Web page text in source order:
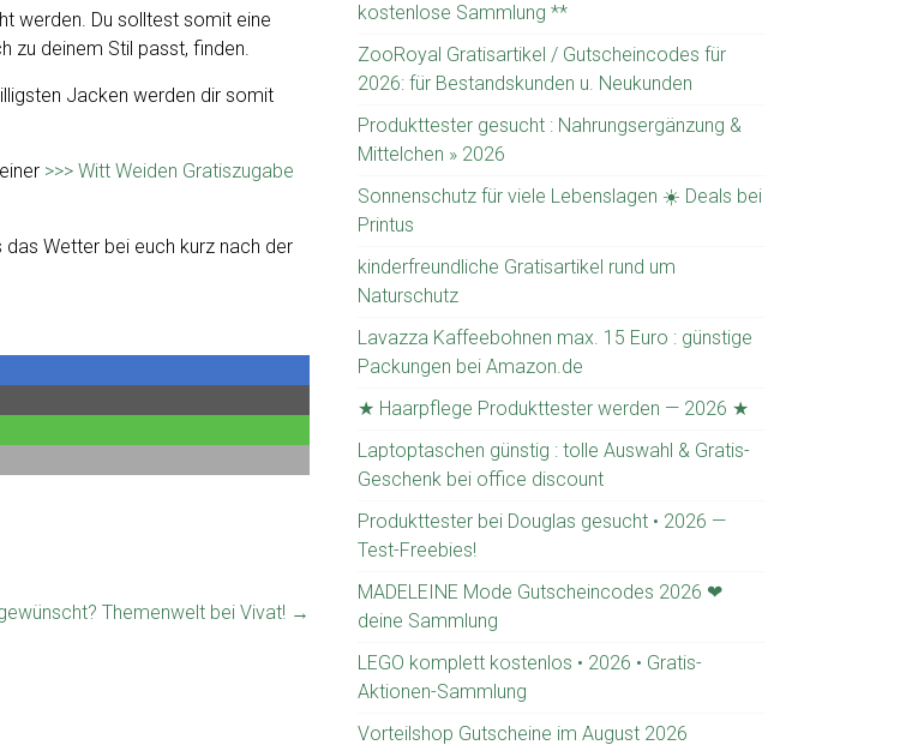
werden. Du solltest somit eine
zu deinem Stil passt, finden.
Jacken werden dir somit
>>> Witt Weiden Gratiszugabe
Wetter bei euch kurz nach der
Themenwelt bei Vivat! →
kostenlose Sammlung **
ZooRoyal Gratisartikel / Gutscheincodes für
2026: für Bestandskunden u. Neukunden
Produkttester gesucht : Nahrungsergänzung &
Mittelchen » 2026
Sonnenschutz für viele Lebenslagen ☀️ Deals bei
Printus
kinderfreundliche Gratisartikel rund um
Naturschutz
Lavazza Kaffeebohnen max. 15 Euro : günstige
Packungen bei Amazon.de
★ Haarpflege Produkttester werden — 2026 ★
Laptoptaschen günstig : tolle Auswahl & Gratis-
Geschenk bei office discount
Produkttester bei Douglas gesucht • 2026 —
Test-Freebies!
MADELEINE Mode Gutscheincodes 2026 ❤
deine Sammlung
LEGO komplett kostenlos • 2026 • Gratis-
Aktionen-Sammlung
Vorteilshop Gutscheine im August 2026